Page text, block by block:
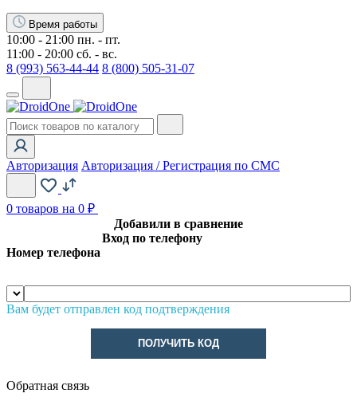
Время работы
10:00 - 21:00 пн. - пт.
11:00 - 20:00 сб. - вс.
8 (993) 563-44-44 8 (800) 505-31-07
Авторизация Авторизация / Регистрация по СМС
0 товаров на 0 ₽
Добавили в сравнение
Вход по телефону
Номер телефона
Вам будет отправлен код подтверждения
ПОЛУЧИТЬ КОД
Обратная связь